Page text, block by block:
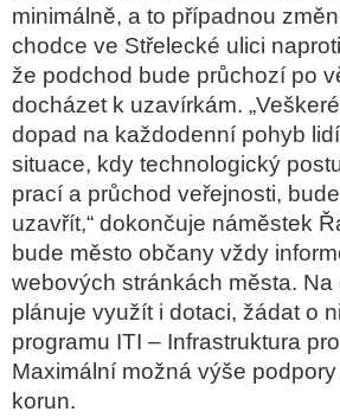
minimálně, a to případnou
chodce ve Střelecké ulici
že podchod bude průchozí po
docházet k uzavírkám.
dopad na každodenní pohyb
situace, kdy technologický
prací a průchod veřejnosti,
uzavřít,“ dokončuje náměstek
bude město občany vždy
webových stránkách města.
plánuje využít i dotaci, žádat o
programu ITI – Infrastruktura
Maximální možná výše
korun.